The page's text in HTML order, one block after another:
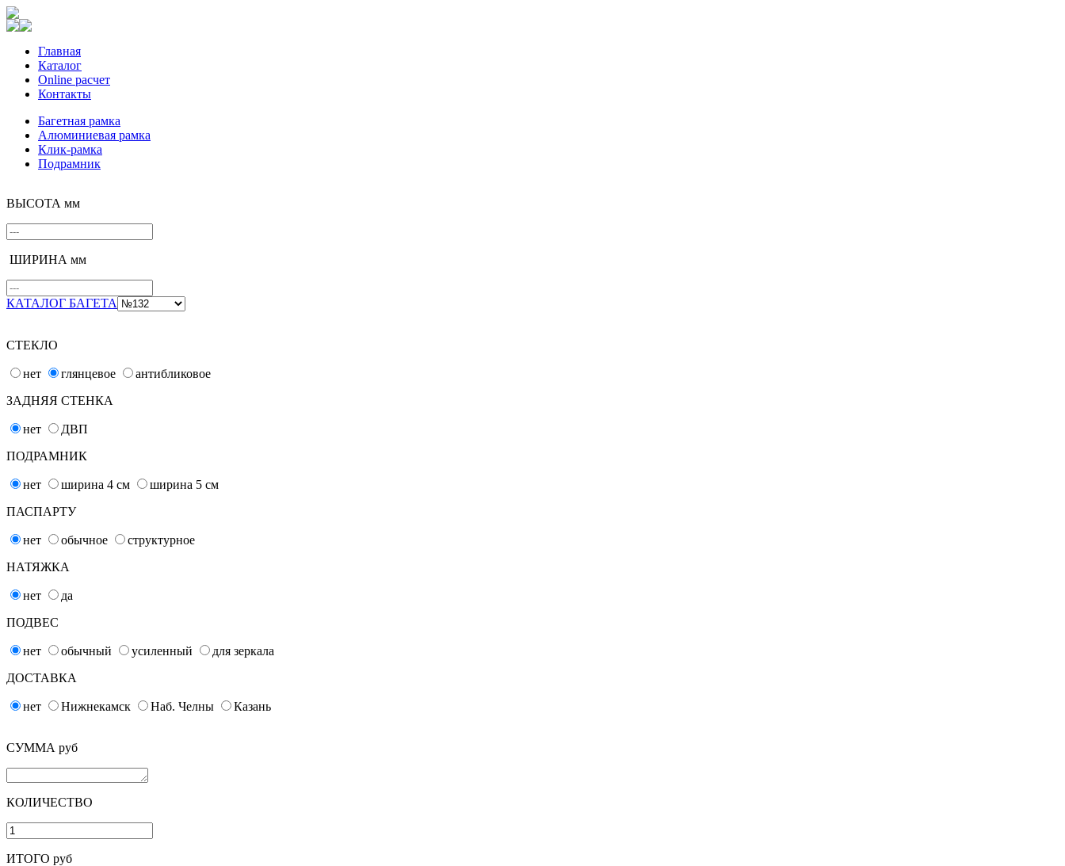
Главная
Каталог
Online расчет
Контакты
Багетная рамка
Алюминиевая рамка
Клик-рамка
Подрамник
ВЫСОТА мм
ШИРИНА мм
КАТАЛОГ БАГЕТА
СТЕКЛО
нет глянцевое
антибликовое
ЗАДНЯЯ СТЕНКА
нет
ДВП
ПОДРАМНИК
нет ширина 4 см ширина 5 см
ПАСПАРТУ
нет обычное
структурное
НАТЯЖКА
нет
да
ПОДВЕС
нет обычный усиленный
для зеркала
ДОСТАВКА
нет Нижнекамск Наб. Челны Казань
СУММА руб
КОЛИЧЕСТВО
ИТОГО руб